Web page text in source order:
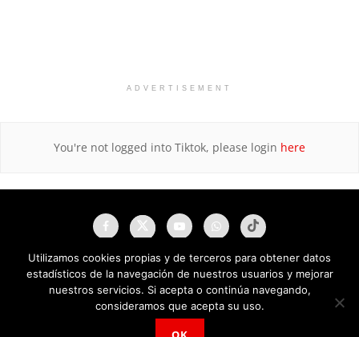
ADVERTISEMENT
You're not logged into Tiktok, please login here
Utilizamos cookies propias y de terceros para obtener datos
estadísticos de la navegación de nuestros usuarios y mejorar
nuestros servicios. Si acepta o continúa navegando,
consideramos que acepta su uso.